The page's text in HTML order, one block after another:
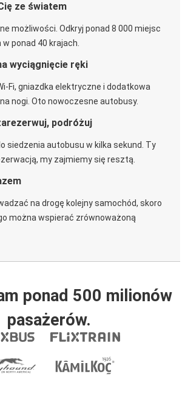
ze światem
możliwości. Odkryj ponad 8 000 miejsc
ponad 40 krajach.
wyciągnięcie ręki
Fi, gniazdka elektryczne i dodatkowa
nogi. Oto nowoczesne autobusy.
podróżuj
siedzenia autobusu w kilka sekund. Ty
my zajmiemy się resztą.
na drogę kolejny samochód, skoro
można wspierać zrównoważoną
ponad 500 milionów
pasażerów.